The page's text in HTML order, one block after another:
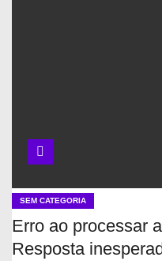
SEM CATEGORIA
Erro ao processar
Resposta